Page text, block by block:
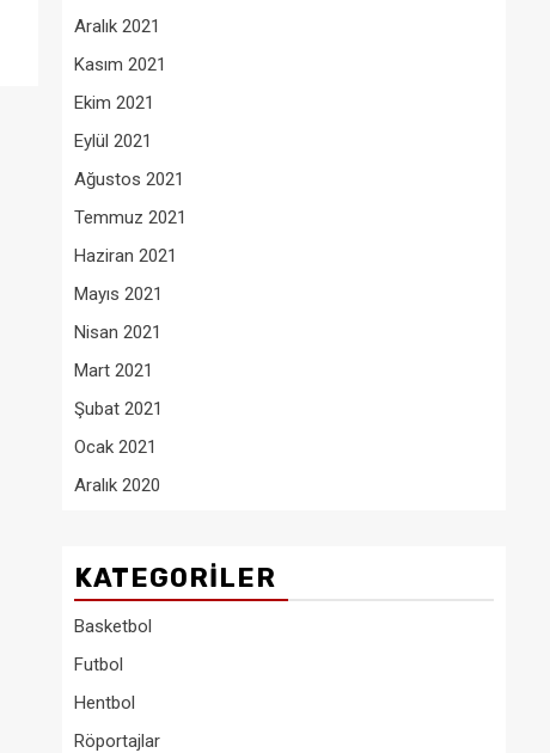
Aralık 2021
Kasım 2021
Ekim 2021
Eylül 2021
Ağustos 2021
Temmuz 2021
Haziran 2021
Mayıs 2021
Nisan 2021
Mart 2021
Şubat 2021
Ocak 2021
Aralık 2020
KATEGORILER
Basketbol
Futbol
Hentbol
Röportajlar